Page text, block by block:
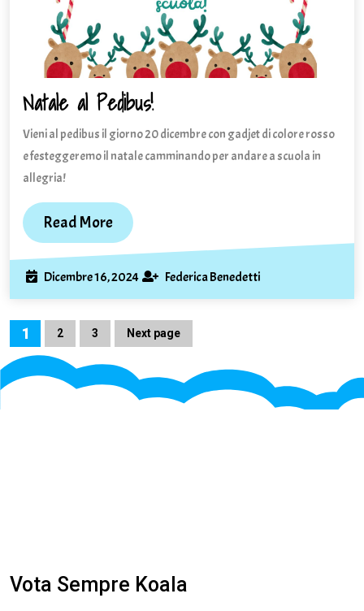
Natale al Pedibus!Natale
Pedibus!
Vieni al pedibus il giorno 20 dicembre con gadjet di colore rosso
e festeggeremo il natale camminando per andare a scuola in
allegria!
Read MoreRead
More
Dicembre 16, 2024Dicembre
16,
Federica BenedettiFederica
Benedetti
Paginazione
degli
articoli
Page
1 Page
2 Page
3 Next page
Vota Sempre Koala